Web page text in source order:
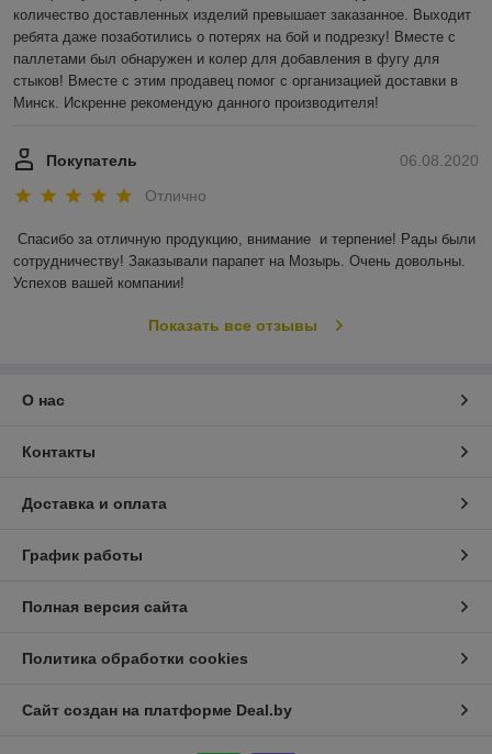
количество доставленных изделий превышает заказанное. Выходит
ребята даже позаботились о потерях на бой и подрезку! Вместе с
паллетами был обнаружен и колер для добавления в фугу для
стыков! Вместе с этим продавец помог с организацией доставки в
Минск. Искренне рекомендую данного производителя!
06.08.2020
Покупатель
Отлично
Спасибо за отличную продукцию, внимание  и терпение! Рады были
сотрудничеству! Заказывали парапет на Мозырь. Очень довольны.
Успехов вашей компании!
Показать все отзывы
О нас
Контакты
Доставка и оплата
График работы
Полная версия сайта
Политика обработки cookies
Сайт создан на платформе Deal.by